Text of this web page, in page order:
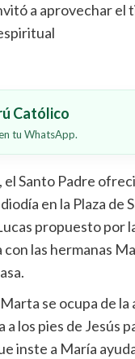
a aprovechar el
Católico
tu WhatsApp.
Santo Padre
en la Plaza de
propuesto por
las hermanas
se ocupa de la
los pies de Jesús
inste a María